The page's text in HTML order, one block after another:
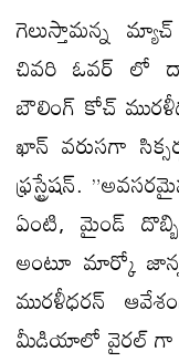
గెలుస్తామ‌న్న
చివరి ఓవర్ లో
బౌలింగ్ కోచ్
ఖాన్‌ వరుసగా
ఫ్రస్ట్రేషన్.
ఏంటి, మైండ్
అంటూ మార్కో
మురళీధరన్
మీడియాలో వైరల్ గా